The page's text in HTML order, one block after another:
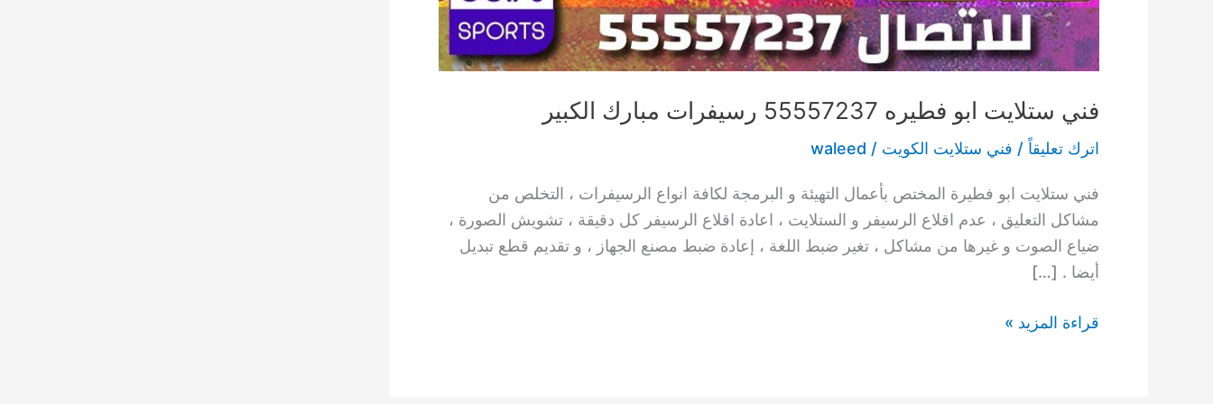
فني ستلايت ابو فطيره 55557237 رسيفرات مبارك الكبير
اترك تعليقاً / فني ستلايت الكويت /
waleed
فني ستلايت ابو فطيرة المختص بأعمال التهيئة و البرمجة لكافة انواع الرسيفرات ، التخلص من
مشاكل التعليق ، عدم اقلاع الرسيفر و الستلايت ، اعادة اقلاع الرسيفر كل دقيقة ، تشويش الصورة ،
ضياع الصوت و غيرها من مشاكل ، تغير ضبط اللغة ، إعادة ضبط مصنع الجهاز ، و تقديم قطع تبديل
أيضا . […]
قراءة المزيد »